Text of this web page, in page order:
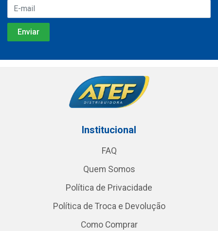
Institucional
FAQ
Quem Somos
Política de Privacidade
Política de Troca e Devolução
Como Comprar